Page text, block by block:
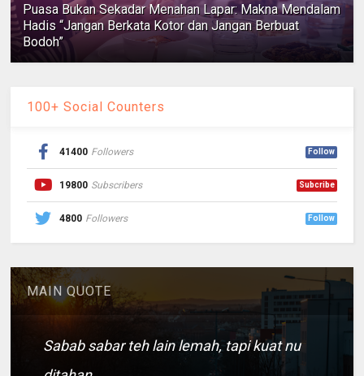
Puasa Bukan Sekadar Menahan Lapar: Makna Mendalam
Hadis “Jangan Berkata Kotor dan Jangan Berbuat
Bodoh”
100+ Social Counters
41400 Followers Follow
19800 Subscribers Subcribe
4800 Followers Follow
MAIN QUOTE
Sabab sabar teh lain lemah, tapi kuat nu